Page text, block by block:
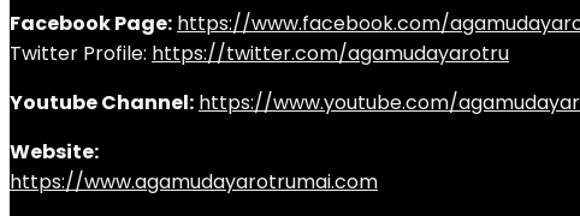
Facebook Page: https://www.facebook.com/
Twitter Profile: https://twitter.com/agamudayarotru
Youtube Channel: https://www.youtube.com/
Website:
https://www.agamudayarotrumai.com